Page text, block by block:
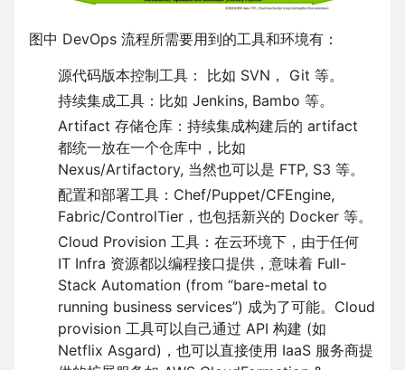
图中 DevOps 流程所需要用到的工具和环境有：
源代码版本控制工具： 比如 SVN， Git 等。
持续集成工具：比如 Jenkins, Bambo 等。
Artifact 存储仓库：持续集成构建后的 artifact
都统一放在一个仓库中，比如
Nexus/Artifactory, 当然也可以是 FTP, S3 等。
配置和部署工具：Chef/Puppet/CFEngine,
Fabric/ControlTier，也包括新兴的 Docker 等。
Cloud Provision 工具：在云环境下，由于任何
IT Infra 资源都以编程接口提供，意味着 Full-
Stack Automation (from “bare-metal to
running business services”) 成为了可能。Cloud
provision 工具可以自己通过 API 构建 (如
Netflix Asgard)，也可以直接使用 IaaS 服务商提